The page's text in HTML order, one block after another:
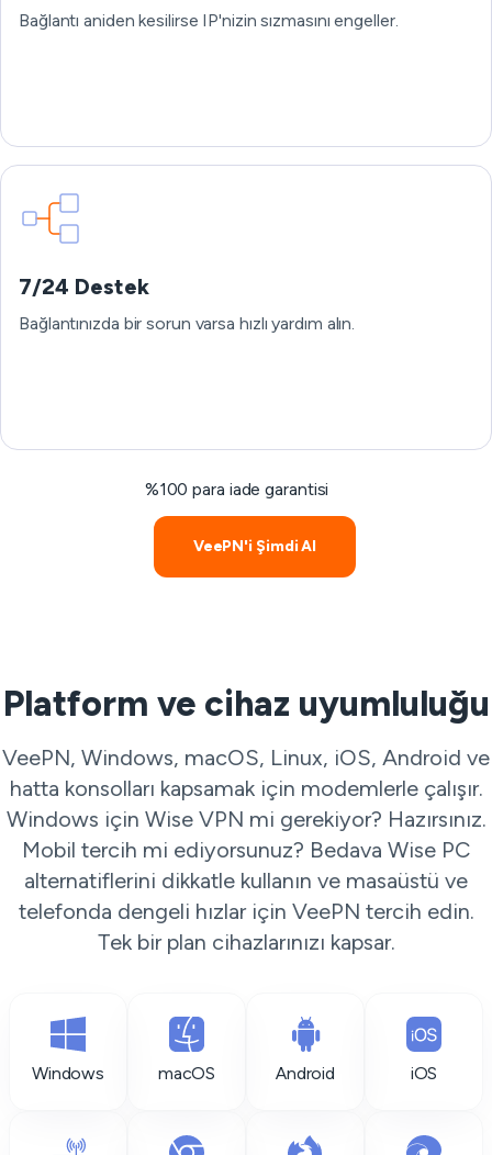
Bağlantı aniden kesilirse IP'nizin sızmasını engeller.
7/24 Destek
Bağlantınızda bir sorun varsa hızlı yardım alın.
%100 para iade garantisi
VeePN'i Şimdi Al
Platform ve cihaz uyumluluğu
VeePN, Windows, macOS, Linux, iOS, Android ve
hatta konsolları kapsamak için modemlerle çalışır.
Windows için Wise VPN mi gerekiyor? Hazırsınız.
Mobil tercih mi ediyorsunuz? Bedava Wise PC
alternatiflerini dikkatle kullanın ve masaüstü ve
telefonda dengeli hızlar için VeePN tercih edin.
Tek bir plan cihazlarınızı kapsar.
Windows macOS Android iOS